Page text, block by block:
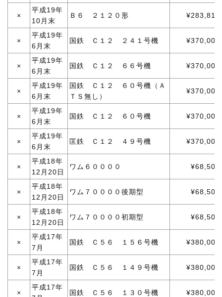
×
平成19年
10月末
Ｂ６ ２１２０形 ¥283,810
×
平成19年
6月末
国鉄 Ｃ１２ ２４１号機 ¥370,000
×
平成19年
6月末
国鉄 Ｃ１２ ６６号機 ¥370,000
×
平成19年
6月末
国鉄 Ｃ１２ ６０号機（Ａ
ＴＳ無し）
¥370,000
×
平成19年
6月末
国鉄 Ｃ１２ ６０号機 ¥370,000
×
平成19年
6月末
匡鉄 Ｃ１２ ４９号機 ¥370,000
×
平成18年
12月20日
ワム６００００ ¥68,500
×
平成18年
12月20日
ワム７００００後期型 ¥68,500
×
平成18年
12月20日
ワム７００００初期型 ¥68,500
×
平成17年
7月
国鉄 Ｃ５６ １５６号機 ¥380,000
×
平成17年
7月
国鉄 Ｃ５６ １４９号機 ¥380,000
×
平成17年
国鉄 Ｃ５６ １３０号機 ¥380,000